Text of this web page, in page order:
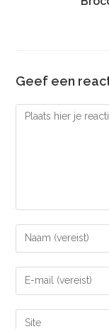
Geef een